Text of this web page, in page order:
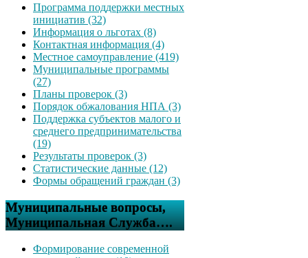
Программа поддержки местных
инициатив (32)
Информация о льготах (8)
Контактная информация (4)
Местное самоуправление (419)
Муниципальные программы
(27)
Планы проверок (3)
Порядок обжалования НПА (3)
Поддержка субъектов малого и
среднего предпринимательства
(19)
Результаты проверок (3)
Статистические данные (12)
Формы обращений граждан (3)
Муниципальные вопросы,
Муниципальная Служба….
Формирование современной